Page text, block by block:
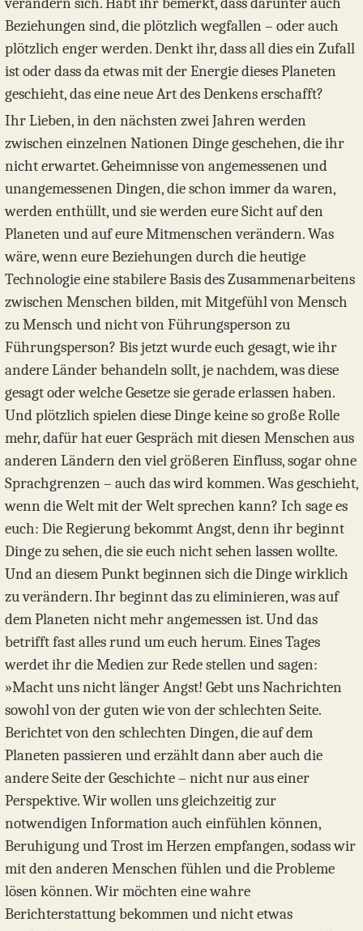
Beziehungen sind, die plötzlich wegfallen – oder auch
plötzlich enger werden. Denkt ihr, dass all dies ein Zufall
ist oder dass da etwas mit der Energie dieses Planeten
geschieht, das eine neue Art des Denkens erschafft?
Ihr Lieben, in den nächsten zwei Jahren werden
zwischen einzelnen Nationen Dinge geschehen, die ihr
nicht erwartet. Geheimnisse von angemessenen und
unangemessenen Dingen, die schon immer da waren,
werden enthüllt, und sie werden eure Sicht auf den
Planeten und auf eure Mitmenschen verändern. Was
wäre, wenn eure Beziehungen durch die heutige
Technologie eine stabilere Basis des Zusammenarbeitens
zwischen Menschen bilden, mit Mitgefühl von Mensch
zu Mensch und nicht von Führungsperson zu
Führungsperson? Bis jetzt wurde euch gesagt, wie ihr
andere Länder behandeln sollt, je nachdem, was diese
gesagt oder welche Gesetze sie gerade erlassen haben.
Und plötzlich spielen diese Dinge keine so große Rolle
mehr, dafür hat euer Gespräch mit diesen Menschen aus
anderen Ländern den viel größeren Einfluss, sogar ohne
Sprachgrenzen – auch das wird kommen. Was geschieht,
wenn die Welt mit der Welt sprechen kann? Ich sage es
euch: Die Regierung bekommt Angst, denn ihr beginnt
Dinge zu sehen, die sie euch nicht sehen lassen wollte.
Und an diesem Punkt beginnen sich die Dinge wirklich
zu verändern. Ihr beginnt das zu eliminieren, was auf
dem Planeten nicht mehr angemessen ist. Und das
betrifft fast alles rund um euch herum. Eines Tages
werdet ihr die Medien zur Rede stellen und sagen:
»Macht uns nicht länger Angst! Gebt uns Nachrichten
sowohl von der guten wie von der schlechten Seite.
Berichtet von den schlechten Dingen, die auf dem
Planeten passieren und erzählt dann aber auch die
andere Seite der Geschichte – nicht nur aus einer
Perspektive. Wir wollen uns gleichzeitig zur
notwendigen Information auch einfühlen können,
Beruhigung und Trost im Herzen empfangen, sodass wir
mit den anderen Menschen fühlen und die Probleme
lösen können. Wir möchten eine wahre
Berichterstattung bekommen und nicht etwas